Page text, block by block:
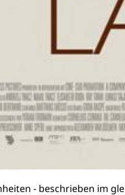
- beschrieben im